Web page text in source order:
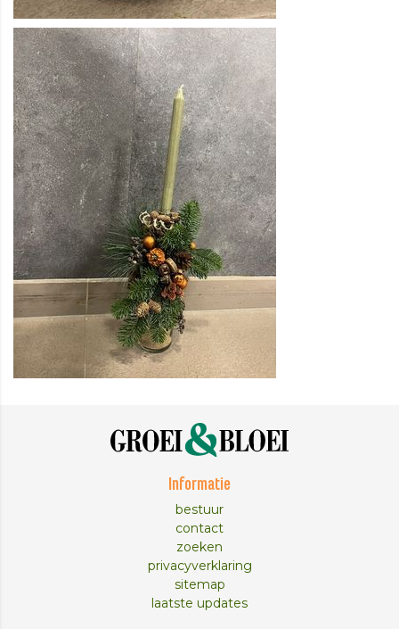
Informatie
bestuur
contact
zoeken
privacyverklaring
sitemap
laatste updates